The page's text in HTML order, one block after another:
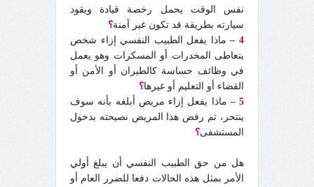
نفس الوقت يحمل رخصة قيادة ويقود
سيارته بطريقة قد تكون غير آمنة؟
4 –
ماذا يفعل الطبيب النفسي إزاء شخص
يتعاطى المخدرات أو المسكرات وهو يعمل
في وظائف حساسة كالطيران أو الأمن أو
القضاء أو التعليم أو غيرها؟
5 –
ماذا يفعل إزاء مريض أبلغه بأنه سوف
ينتحر، ثم رفض هذا المريض نصيحته بدخول
المستشفى؟
هل من حق الطبيب النفسي أن يبلغ أولي
الأمر بمثل هذه الحالات دفعا للضرر العام أو